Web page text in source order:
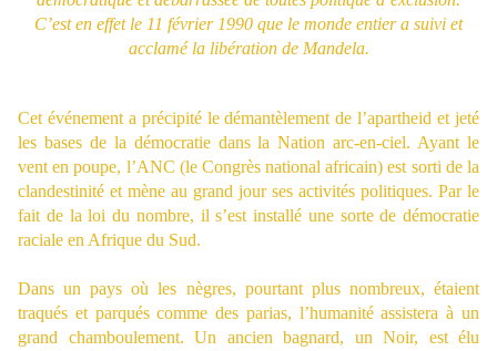
C’est en effet le 11 février 1990 que le monde entier a suivi et
acclamé la libération de Mandela.
Cet événement a précipité le démantèlement de l’apartheid et jeté
les bases de la démocratie dans la Nation arc-en-ciel. Ayant le
vent en poupe, l’ANC (le Congrès national africain) est sorti de la
clandestinité et mène au grand jour ses activités politiques. Par le
fait de la loi du nombre, il s’est installé une sorte de démocratie
raciale en Afrique du Sud.
Dans un pays où les nègres, pourtant plus nombreux, étaient
traqués et parqués comme des parias, l’humanité assistera à un
grand chamboulement. Un ancien bagnard, un Noir, est élu